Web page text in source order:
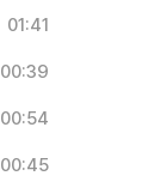
01:41
00:39
00:54
00:45